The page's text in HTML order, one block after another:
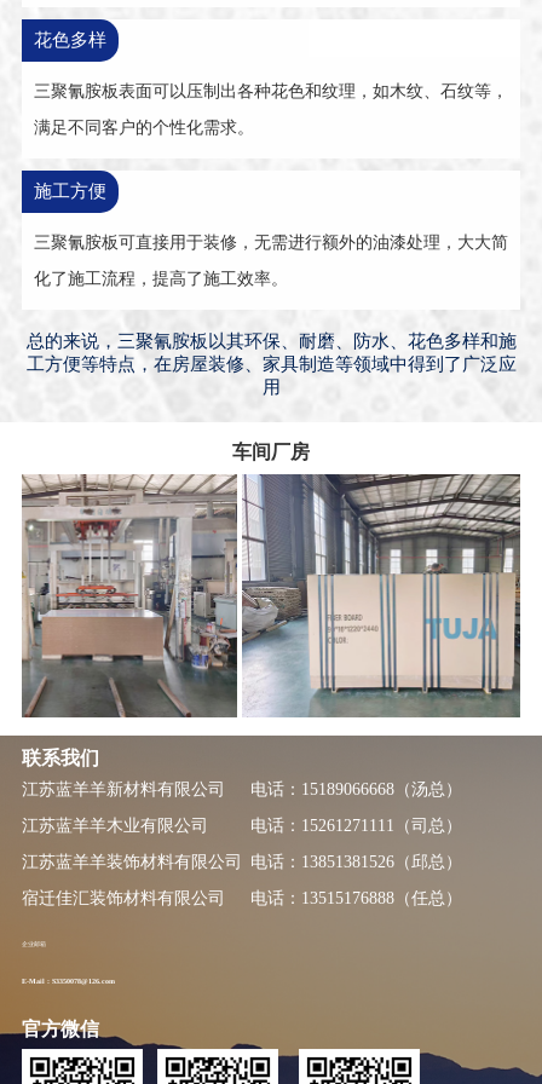
花色多样
三聚氰胺板表面可以压制出各种花色和纹理，如木纹、石纹等，
满足不同客户的个性化需求。
施工方便
三聚氰胺板可直接用于装修，无需进行额外的油漆处理，大大简
化了施工流程，提高了施工效率。
总的来说，三聚氰胺板以其环保、耐磨、防水、花色多样和施
工方便等特点，在房屋装修、家具制造等领域中得到了广泛应
用
车间厂房
联系我们
江苏蓝羊羊新材料有限公司
电话：15189066668（汤总）
江苏蓝羊羊木业有限公司
电话：15261271111（司总）
江苏蓝羊羊装饰材料有限公司
电话：13851381526（邱总）
宿迁佳汇装饰材料有限公司
电话：13515176888（任总）
企业邮箱
E-Mail : S3350078@126.com
官方微信